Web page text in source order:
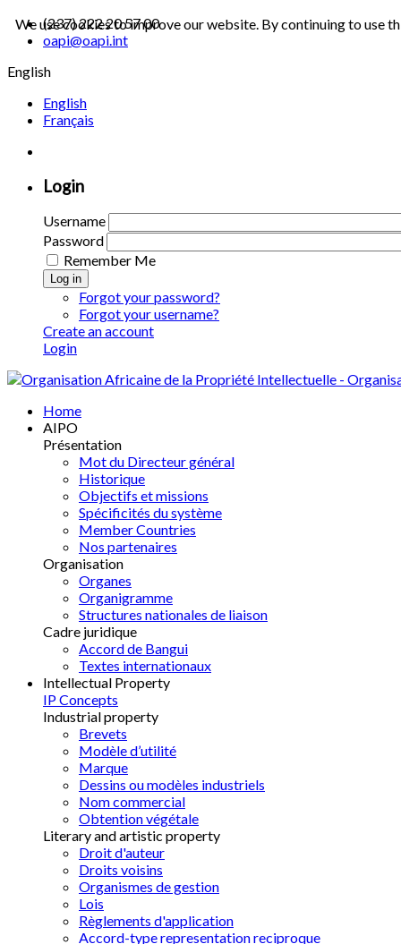
(237) 222 20 57 00
oapi@oapi.int
English
English
Français
Login
Username
Password
Remember Me
Log in
Forgot your password?
Forgot your username?
Create an account
Login
Home
AIPO
Présentation
Mot du Directeur général
Historique
Objectifs et missions
Spécificités du système
Member Countries
Nos partenaires
Organisation
Organes
Organigramme
Structures nationales de liaison
Cadre juridique
Accord de Bangui
Textes internationaux
Intellectual Property
IP Concepts
Industrial property
Brevets
Modèle d’utilité
Marque
Dessins ou modèles industriels
Nom commercial
Obtention végétale
Literary and artistic property
Droit d'auteur
Droits voisins
Organismes de gestion
Lois
Règlements d'application
Accord-type representation reciproque
We use cookies to improve our website. By continuing to use